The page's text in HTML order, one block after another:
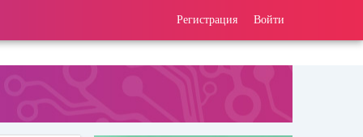
Регистрация Войти